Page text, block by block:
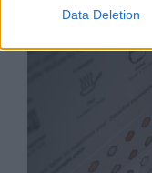
Data Deletion
09.10.2021 / 11:30